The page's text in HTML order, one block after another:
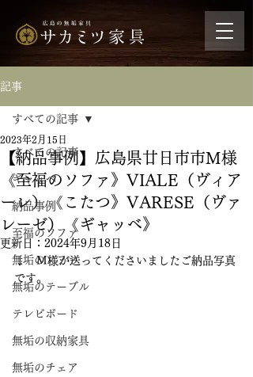
記事
すべての記事
ギャッベ
納品事例
至福のソファ
無垢のソファ
無垢のテーブル
テレビボード
無垢の収納家具
無垢のチェア
すべての記事
【納品事例】広島県廿日市市M様
《至福のソファ》VIALE（ヴィア
ーレ）《こたつ》VARESE（ヴァ
レーゼ）《ギャッベ》
2023年2月15日
更新日： 2024年9月18日
↓　M様が送ってくださいましたご納品写真
です。